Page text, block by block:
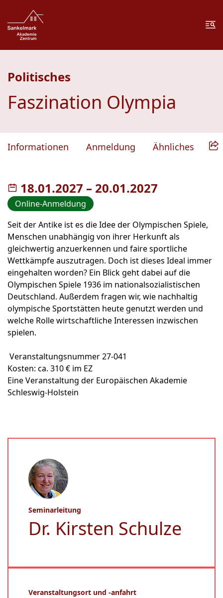
Zum Inhalt springen
Zur Fußzeile springen
Politisches
Faszination Olympia
Informationen Anmeldung Ähnliches
18.01.2027 – bis
20.01.2027
Online-Anmeldung
Seit der Antike ist es die Idee der Olympischen Spiele,
Menschen unabhängig von ihrer Herkunft als
gleichwertig anzuerkennen und faire sportliche
Wettkämpfe auszutragen. Doch ist dieses Ideal immer
eingehalten worden? Ein Blick geht dabei auf die
Olympischen Spiele 1936 im nationalsozialistischen
Deutschland. Außerdem fragen wir, wie nachhaltig
olympische Sportstätten heute genutzt werden und
welche Rolle wirtschaftliche Interessen inzwischen
spielen.
Veranstaltungsnummer 27-041
Kosten: ca. 310 € im EZ
Eine Veranstaltung der Europäischen Akademie
Schleswig-Holstein
Seminarleitung
Dr. Kirsten Schulze
Veranstaltungsort und -anfahrt